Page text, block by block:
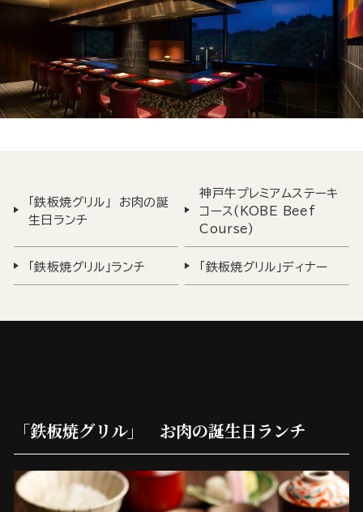
「鉄板焼グリル」 お肉の誕
生日ランチ
神戸牛プレミアムステーキ
コース(KOBE Beef
Course)
「鉄板焼グリル」ランチ 「鉄板焼グリル」ディナー
「鉄板焼グリル」 お肉の誕生日ランチ